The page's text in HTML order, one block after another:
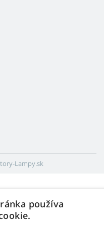
Lampy.sk
používa